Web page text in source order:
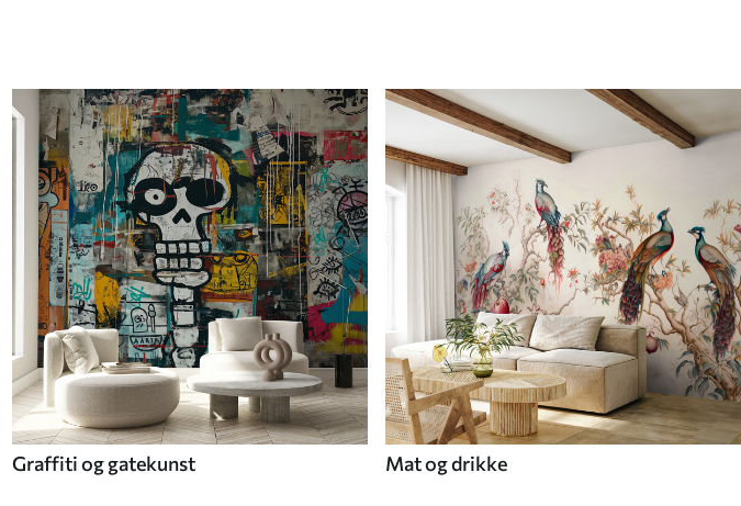
Graffiti og gatekunst Mat og drikke